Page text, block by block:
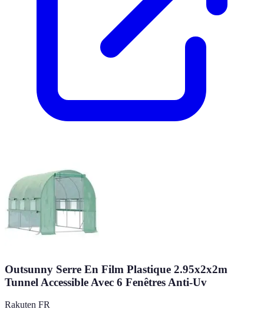
Outsunny Serre En Film Plastique 2.95x2x2m
Tunnel Accessible Avec 6 Fenêtres Anti-Uv
Rakuten FR